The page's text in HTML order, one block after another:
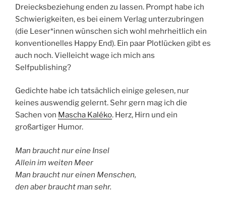
Dreiecksbeziehung enden zu lassen. Prompt habe ich
Schwierigkeiten, es bei einem Verlag unterzubringen
(die Leser*innen wünschen sich wohl mehrheitlich ein
konventionelles Happy End). Ein paar Plotlücken gibt es
auch noch. Vielleicht wage ich mich ans
Selfpublishing?
Gedichte habe ich tatsächlich einige gelesen, nur
keines auswendig gelernt. Sehr gern mag ich die
Sachen von Mascha Kaléko. Herz, Hirn und ein
großartiger Humor.
Man braucht nur eine Insel
Allein im weiten Meer
Man braucht nur einen Menschen,
den aber braucht man sehr.